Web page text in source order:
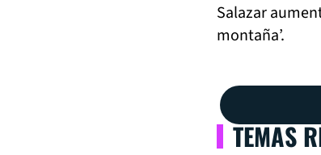
Salazar
montaña’.
TEMAS